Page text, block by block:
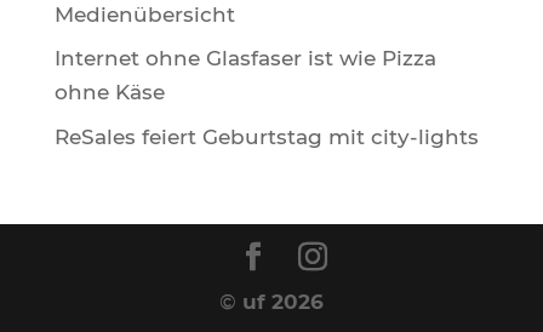
Medienübersicht
Internet ohne Glasfaser ist wie Pizza
ohne Käse
ReSales feiert Geburtstag mit city-lights
© uf 2026